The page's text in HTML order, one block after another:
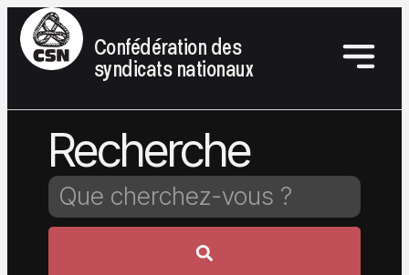
Confédération des
syndicats nationaux
Recherche